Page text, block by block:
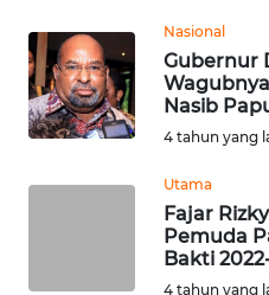
Nasional
Gubernur
Nasib
4 tahun yang
Utama
Fajar
Pemuda
Bakti
4 tahun yang
WN
BALI
KALBAR